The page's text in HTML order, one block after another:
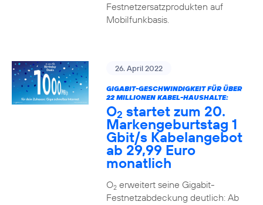
Festnetzersatzprodukten auf
Mobilfunkbasis.
26. April 2022
GIGABIT-GESCHWINDIGKEIT FÜR ÜBER
22 MILLIONEN KABEL-HAUSHALTE:
O2 startet zum 20.
Markengeburtstag 1
Gbit/s Kabelangebot
ab 29,99 Euro
monatlich
O2erweitert seine Gigabit-
Festnetzabdeckung deutlich: Ab